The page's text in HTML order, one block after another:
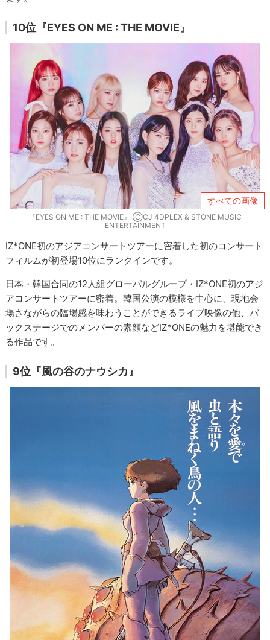
10位『EYES ON ME : THE MOVIE』
すべての画像
『EYES ON ME : THE MOVIE』 ⒸCJ 4DPLEX & STONE MUSIC
ENTERTAINMENT
IZ*ONE初のアジアコンサートツアーに密着した初のコンサート
フィルムが初登場10位にランクインです。
日本・韓国合同の12人組グローバルグループ・IZ*ONE初のアジ
アコンサートツアーに密着。韓国公演の模様を中心に、現地会
場さながらの臨場感を味わうことができるライブ映像の他、バ
ックステージでのメンバーの素顔などIZ*ONEの魅力を堪能でき
る作品です。
9位『風の谷のナウシカ』